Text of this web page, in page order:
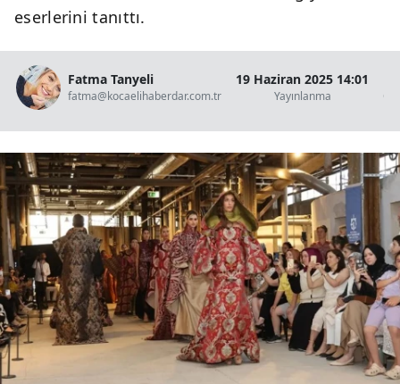
eserlerini tanıttı.
Fatma Tanyeli
fatma@kocaelihaberdar.com.tr
19 Haziran 2025 14:01
Yayınlanma